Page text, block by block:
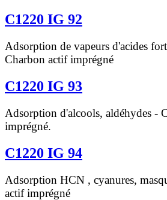
C1220 IG 92
Adsorption de vapeurs d'acides
Charbon actif imprégné
C1220 IG 93
Adsorption d'alcools, aldéhydes -
imprégné.
C1220 IG 94
Adsorption HCN , cyanures,
actif imprégné